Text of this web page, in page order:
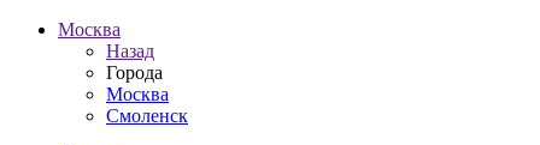
Москва
Назад
Города
Москва
Смоленск